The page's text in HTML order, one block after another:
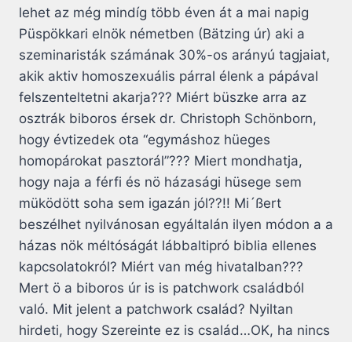
lehet az még mindíg több éven át a mai napig
Püspökkari elnök németben (Bätzing úr) aki a
szeminaristák számának 30%-os arányú tagjaiat,
akik aktiv homoszexuális párral élenk a pápával
felszenteltetni akarja??? Miért büszke arra az
osztrák biboros érsek dr. Christoph Schönborn,
hogy évtizedek ota “egymáshoz hüeges
homopárokat pasztorál”??? Miert mondhatja,
hogy naja a férfi és nö házasági hüsege sem
müködött soha sem igazán jól??!! Mi´ßert
beszélhet nyilvánosan egyáltalán ilyen módon a a
házas nök méltóságát lábbaltipró biblia ellenes
kapcsolatokról? Miért van még hivatalban???
Mert ö a biboros úr is is patchwork családból
való. Mit jelent a patchwork család? Nyiltan
hirdeti, hogy Szereinte ez is család…OK, ha nincs